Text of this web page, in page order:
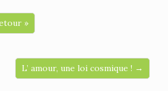
»
L’ amour, une loi cosmique ! →